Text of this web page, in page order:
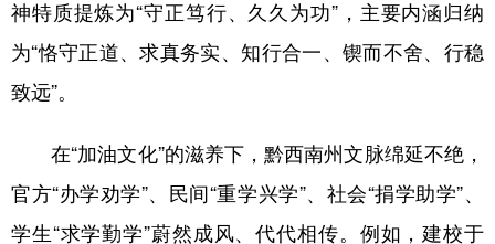
神特质提炼为“守正笃行、久久为功”，主要内涵归纳
为“恪守正道、求真务实、知行合一、锲而不舍、行稳
致远”。
在“加油文化”的滋养下，黔西南州文脉绵延不绝，
官方“办学劝学”、民间“重学兴学”、社会“捐学助学”、
学生“求学勤学”蔚然成风、代代相传。例如，建校于